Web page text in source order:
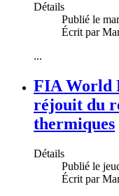
Détails
Publié le
Écrit par
...
FIA World
réjouit du
thermiques
Détails
Publié le
Écrit par